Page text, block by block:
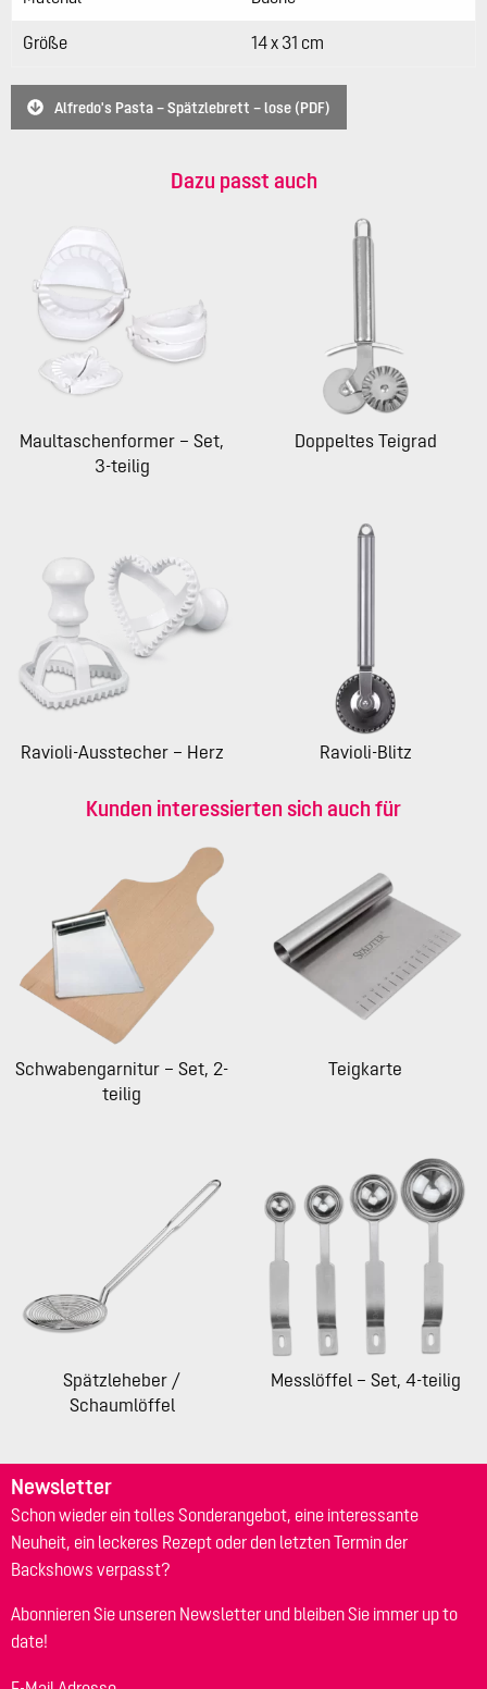
Größe 14 x 31 cm
Alfredo's Pasta – Spätzlebrett – lose (PDF)
Dazu passt auch
Maultaschenformer – Set,
3-teilig
Doppeltes Teigrad
Ravioli-Ausstecher – Herz Ravioli-Blitz
Kunden interessierten sich auch für
Schwabengarnitur – Set, 2-
teilig
Teigkarte
Spätzleheber /
Schaumlöffel
Messlöffel – Set, 4-teilig
Newsletter
Schon wieder ein tolles Sonderangebot, eine interessante
Neuheit, ein leckeres Rezept oder den letzten Termin der
Backshows verpasst?
Abonnieren Sie unseren Newsletter und bleiben Sie immer up to
date!